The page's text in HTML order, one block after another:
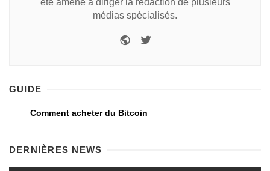
été amené à diriger la rédaction de plusieurs
médias spécialisés.
GUIDE
Comment acheter du Bitcoin
DERNIÈRES NEWS